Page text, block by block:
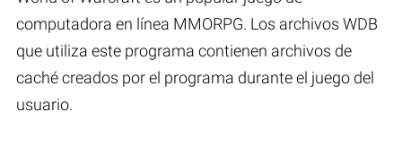
computadora en línea MMORPG. Los archivos WDB
que utiliza este programa contienen archivos de
caché creados por el programa durante el juego del
usuario.